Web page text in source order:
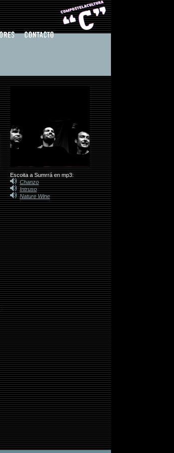
Escoita a Sumrrá en mp3:
Chanzo
Intruso
Nature Wine